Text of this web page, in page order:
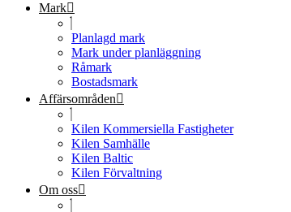
Mark
Planlagd mark
Mark under planläggning
Råmark
Bostadsmark
Affärsområden
Kilen Kommersiella Fastigheter
Kilen Samhälle
Kilen Baltic
Kilen Förvaltning
Om oss